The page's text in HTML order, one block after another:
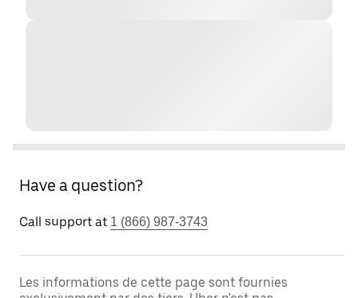
Have a question?
Call support at 1 (866) 987-3743
Les informations de cette page sont fournies